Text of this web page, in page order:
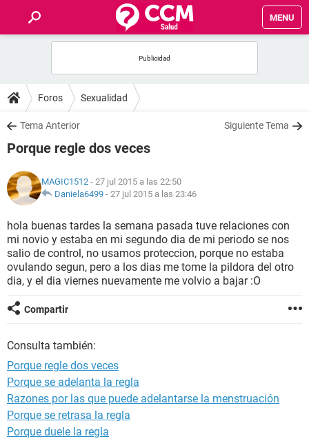
MENU
FOROS
SALUD
FAMILIA
NUTRICIÓN
BIENESTAR
SEXUALIDAD
GLOSARIO
Foros Sexualidad
Tema Anterior Siguiente Tema
Porque regle dos veces
MAGIC1512 - 27 jul 2015 a las 22:50
Daniela6499 - 27 jul 2015 a las 23:46
hola buenas tardes la semana pasada tuve relaciones con
mi novio y estaba en mi segundo dia de mi periodo se nos
salio de control, no usamos proteccion, porque no estaba
ovulando segun, pero a los dias me tome la pildora del otro
dia, y el dia viernes nuevamente me volvio a bajar :O
Compartir
Consulta también:
Porque regle dos veces
Porque se adelanta la regla
Razones por las que puede adelantarse la menstruación
Porque se retrasa la regla
Porque duele la regla